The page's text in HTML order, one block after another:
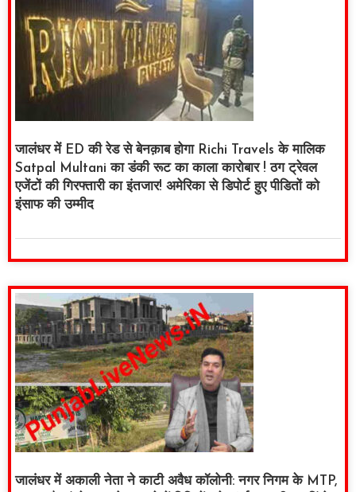
जालंधर में ED की रेड से बेनक़ाब होगा Richi Travels के मालिक
Satpal Multani का डंकी रूट का काला कारोबार ! ठग ट्रेवल
एजेंटों की गिरफ्तारी का इंतजार! अमेरिका से डिपोर्ट हुए पीडितों को
इंसाफ की उम्मीद
जालंधर में अकाली नेता ने काटी अवैध कॉलोनी: नगर निगम के MTP,